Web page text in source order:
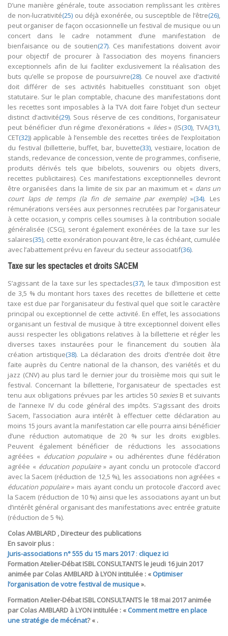
D’une manière générale, toute association remplissant les critères
de non-lucrativité(25) ou déjà exonérée, ou susceptible de l’être(26),
peut organiser de façon occasionnelle un festival de musique ou un
concert dans le cadre notamment d’une manifestation de
bienfaisance ou de soutien(27). Ces manifestations doivent avoir
pour objectif de procurer à l’association des moyens financiers
exceptionnels afin de lui faciliter exclusivement la réalisation des
buts qu’elle se propose de poursuivre(28). Ce nouvel axe d’activité
doit différer de ses activités habituelles constituant son objet
statutaire. Sur le plan comptable, chacune des manifestations dont
les recettes sont imposables à la TVA doit faire l’objet d’un secteur
distinct d’activité(29). Sous réserve de ces conditions, l’organisateur
peut bénéficier d’un régime d’exonérations « liées» (IS(30), TVA(31),
CET(32)) applicable à l’ensemble des recettes tirées de l’exploitation
du festival (billetterie, buffet, bar, buvette(33), vestiaire, location de
stands, redevance de concession, vente de programmes, confiserie,
produits dérivés tels que bibelots, souvenirs ou objets divers,
recettes publicitaires). Ces manifestations exceptionnelles devront
être organisées dans la limite de six par an maximum et « dans un
court laps de temps (la fin de semaine par exemple)»(34). Les
rémunérations versées aux personnes recrutées par l’organisateur
à cette occasion, y compris celles soumises à la contribution sociale
généralisée (CSG), seront également exonérées de la taxe sur les
salaires(35), cette exonération pouvant être, le cas échéant, cumulée
avec l’abattement prévu en faveur du secteur associatif(36).
Taxe sur les spectacles et droits SACEM
S’agissant de la taxe sur les spectacles(37), le taux d’imposition est
de 3,5 % du montant hors taxes des recettes de billetterie et cette
taxe est due par l’organisateur du festival quel que soit le caractère
principal ou exceptionnel de cette activité. En effet, les associations
organisant un festival de musique à titre exceptionnel doivent elles
aussi respecter les obligations relatives à la billetterie et régler les
diverses taxes instaurées pour le financement du soutien àla
création artistique(38). La déclaration des droits d’entrée doit être
faite auprès du Centre national de la chanson, des variétés et du
jazz (CNV) au plus tard le dernier jour du troisième mois qui suit le
festival. Concernant la billetterie, l’organisateur de spectacles est
tenu aux obligations prévues par les articles 50 sexiesB et suivants
de l’annexe IV du code général des impôts. S’agissant des droits
Sacem, l’association aura intérêt à effectuer cette déclaration au
moins 15 jours avant la manifestation car elle pourra ainsi bénéficier
d’une réduction automatique de 20 % sur les droits exigibles.
Peuvent également bénéficier de réductions les associations
agréées « éducation populaire» ou adhérentes d’une fédération
agréée « éducation populaire» ayant conclu un protocole d’accord
avec la Sacem (réduction de 12,5 %), les associations non agréées «
éducation populaire» mais ayant conclu un protocole d’accord avec
la Sacem (réduction de 10 %) ainsi que les associations ayant un but
d’intérêt général organisant des manifestations avec entrée gratuite
(réduction de 5 %).
Colas AMBLARD , Directeur des publications
En savoir plus :
Juris-associations n° 555 du 15 mars 2017: cliquez ici
Formation Atelier-Débat ISBL CONSULTANTS le jeudi 16 juin 2017
animée par Colas AMBLARD à LYON intitulée : «Optimiser
l’organisation de votre festival de musique».
Formation Atelier-Débat ISBL CONSULTANTS le 18 mai 2017 animée
par Colas AMBLARD à LYON intitulée : « Comment mettre en place
une stratégie de mécénat? « .